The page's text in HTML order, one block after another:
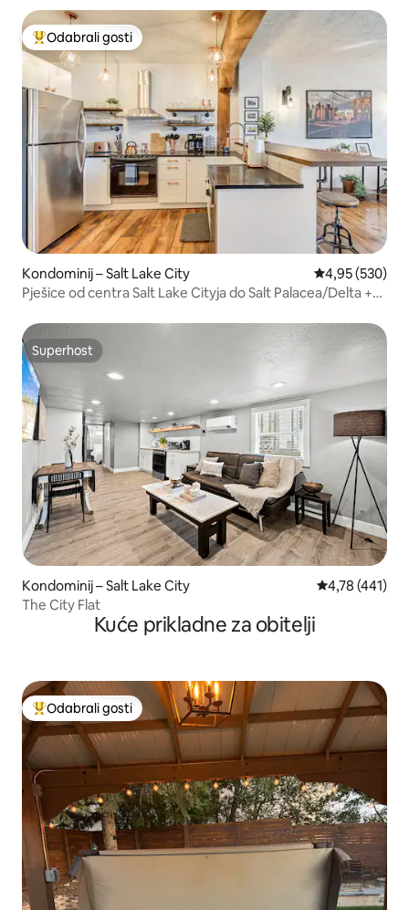
Među najviše rangiranima s oznakom „Odabrali gosti”
Odabrali gosti
Kondominij – Salt Lake City Prosječna
4,95 (530)
Pješice od centra Salt Lake Cityja do Salt Palacea/Delta +
Superhost
Superhost
Kondominij – Salt Lake City Prosječna
4,78 (441)
The City Flat
Kuće prikladne za obitelji
Među najviše rangiranima s oznakom „Odabrali gosti”
Odabrali gosti